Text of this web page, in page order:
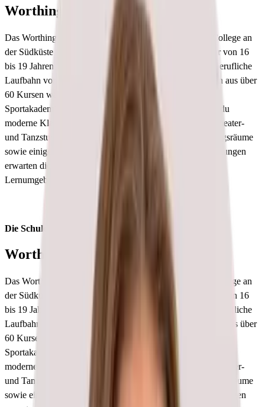
Worthing College
Das Worthing College ist ein renommiertes Sixth Form College an
der Südküste Englands. Es bereitet Schüler:innen im Alter von 16
bis 19 Jahren auf ihre weiterführende akademische oder berufliche
Laufbahn vor. Dabei können die rund 1.400 Schüler:innen aus über
60 Kursen wählen, hinzu kommen zahlreiche Clubs und
Sportakademien. Auf dem parkähnlichen Campus findest du
moderne Klassenzimmer, Labore und einen fabelhaften Theater-
und Tanzstudiokomplex. Im Freien gibt es zudem Erholungsräume
sowie einige Sportplätze. Neben den erstklassigen Einrichtungen
erwarten dich engagierte Lehrer:innen, eine unterstützende
Lernumgebung und modernste Lernmethoden.
Die Schule mit 18 Hektar Parklandschaft
Worthing College
Das Worthing College ist ein renommiertes Sixth Form College an
der Südküste Englands. Es bereitet Schüler:innen im Alter von 16
bis 19 Jahren auf ihre weiterführende akademische oder berufliche
Laufbahn vor. Dabei können die rund 1.400 Schüler:innen aus über
60 Kursen wählen, hinzu kommen zahlreiche Clubs und
Sportakademien. Auf dem parkähnlichen Campus findest du
moderne Klassenzimmer, Labore und einen fabelhaften Theater-
und Tanzstudiokomplex. Im Freien gibt es zudem Erholungsräume
sowie einige Sportplätze. Neben den erstklassigen Einrichtungen